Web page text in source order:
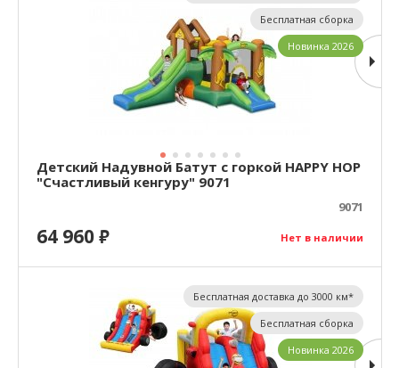
Детский Надувной Батут с горкой HAPPY HOP
"Счастливый кенгуру" 9071
9071
Нет в наличии
64 960₽
Бесплатная сборка
Новинка 2026
Бесплатная доставка до 3000 км*
Бесплатная сборка
Новинка 2026